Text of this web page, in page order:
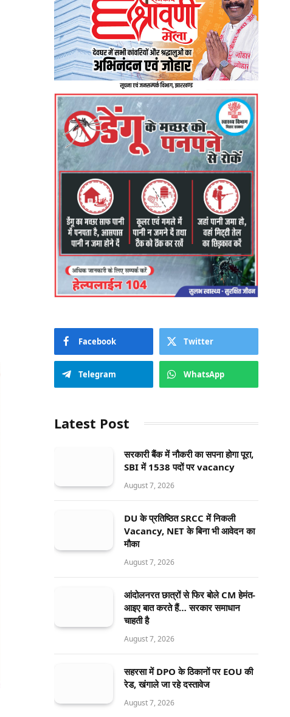
Facebook Twitter
Telegram WhatsApp
Latest Post
सरकारी बैंक में नौकरी का सपना होगा पूरा,
SBI में 1538 पदों पर vacancy
August 7, 2026
DU के प्रतिष्ठित SRCC में निकली
Vacancy, NET के बिना भी आवेदन का
मौका
August 7, 2026
आंदोलनरत छात्रों से फिर बोले CM हेमंत-
आइए बात करते हैं… सरकार समाधान
चाहती है
August 7, 2026
सहरसा में DPO के ठिकानों पर EOU की
रेड, खंगाले जा रहे दस्तावेज
August 7, 2026